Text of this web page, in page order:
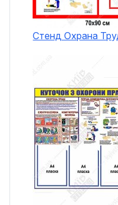
Стенд Охрана